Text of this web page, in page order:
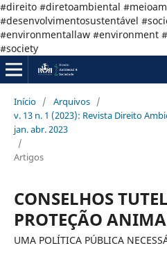
#direito #diretoambiental
#desenvolvimentosustentável
#environmentallaw #environment
#society
Início / Arquivos /
v. 13 n. 1 (2023): Revista Direito
jan. abr. 2023
/
Artigos
CONSELHOS
PROTEÇÃO
UMA POLÍTICA PÚBLICA